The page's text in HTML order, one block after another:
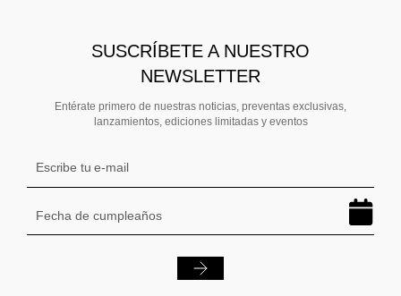
SUSCRÍBETE A NUESTRO
NEWSLETTER
Entérate primero de nuestras noticias, preventas exclusivas,
lanzamientos, ediciones limitadas y eventos